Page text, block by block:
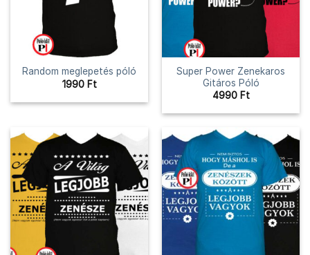
Random meglepetés póló
1990 Ft
Super Power Zenekaros
Gitáros Póló
4990 Ft